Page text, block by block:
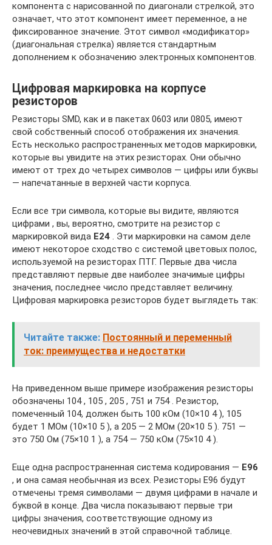
компонента с нарисованной по диагонали стрелкой, это
означает, что этот компонент имеет переменное, а не
фиксированное значение. Этот символ «модификатор»
(диагональная стрелка) является стандартным
дополнением к обозначению электронных компонентов.
Цифровая маркировка на корпусе
резисторов
Резисторы SMD, как и в пакетах 0603 или 0805, имеют
свой собственный способ отображения их значения.
Есть несколько распространенных методов маркировки,
которые вы увидите на этих резисторах. Они обычно
имеют от трех до четырех символов — цифры или буквы
— напечатанные в верхней части корпуса.
Если все три символа, которые вы видите, являются
цифрами , вы, вероятно, смотрите на резистор с
маркировкой вида E24 . Эти маркировки на самом деле
имеют некоторое сходство с системой цветовых полос,
используемой на резисторах ПТГ. Первые два числа
представляют первые две наиболее значимые цифры
значения, последнее число представляет величину.
Цифровая маркировка резисторов будет выглядеть так:
Читайте также: Постоянный и переменный
ток: преимущества и недостатки
На приведенном выше примере изображения резисторы
обозначены 104 , 105 , 205 , 751 и 754 . Резистор,
помеченный 104, должен быть 100 кОм (10×10 4 ), 105
будет 1 МОм (10×10 5 ), а 205 — 2 МОм (20×10 5 ). 751 —
это 750 Ом (75×10 1 ), а 754 — 750 кОм (75×10 4 ).
Еще одна распространенная система кодирования — E96
, и она самая необычная из всех. Резисторы E96 будут
отмечены тремя символами — двумя цифрами в начале и
буквой в конце. Два числа показывают первые три
цифры значения, соответствующие одному из
неочевидных значений в этой справочной таблице.